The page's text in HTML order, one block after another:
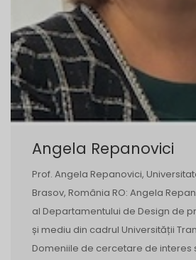
Angela Repanovici
Prof. Angela Repanovici,
Brasov, România RO: Angela
al Departamentului de Design de
și mediu din cadrul Universității
Domeniile de cercetare de interes